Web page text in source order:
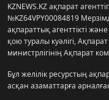
KZNEWS.KZ ақпарат
№KZ64VPY00084819
ақпараттық агенттікті
қою туралы куәлігі,
министрлігінің Ақпарат
Бұл желілік ресурстың
асқан азаматтарға